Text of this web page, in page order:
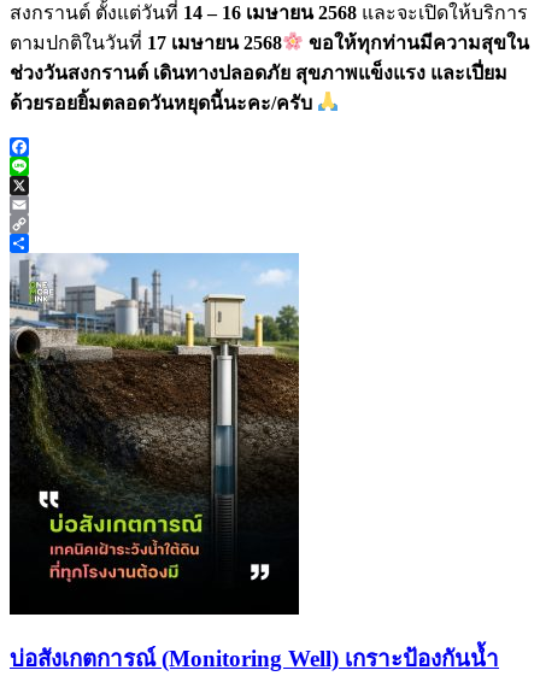
สงกรานต์ ตั้งแต่วันที่ 14 – 16 เมษายน 2568 และจะเปิดให้บริการ
ตามปกติในวันที่ 17 เมษายน 2568
ขอให้ทุกท่านมีความสุขใน
ช่วงวันสงกรานต์ เดินทางปลอดภัย สุขภาพแข็งแรง และเปี่ยม
ด้วยรอยยิ้มตลอดวันหยุดนี้นะคะ/ครับ
Facebook
Line
X
Email
Copy
Link
Share
บ่อสังเกตการณ์ (Monitoring Well) เกราะป้องกันน้ำ